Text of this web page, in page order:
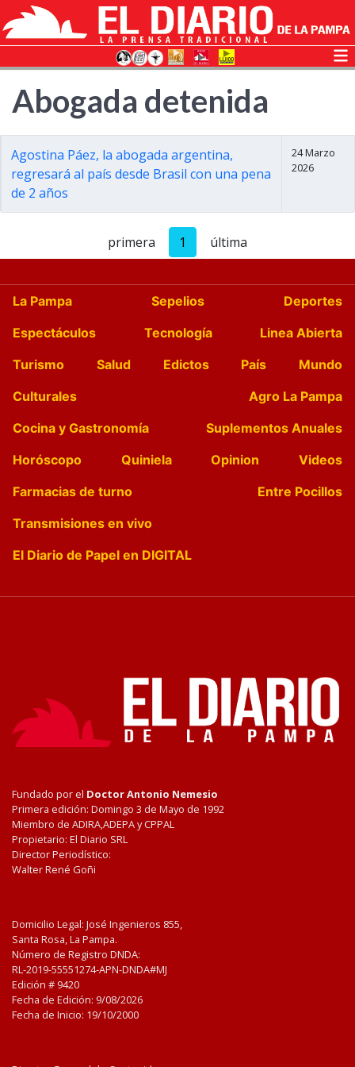
Abogada detenida
Agostina Páez, la abogada argentina,
regresará al país desde Brasil con una pena
de 2 años
24 Marzo
2026
primera 1 última
La Pampa Sepelios
Deportes
Espectáculos
Tecnología
Linea Abierta
Turismo
Salud Edictos País
Mundo
Culturales
Agro La Pampa
Cocina y Gastronomía
Suplementos Anuales
Horóscopo
Quiniela Opinion
Videos
Farmacias de turno
Entre Pocillos
Transmisiones en vivo
El Diario de Papel en DIGITAL
Fundado por el Doctor Antonio Nemesio
Primera edición: Domingo 3 de Mayo de 1992
Miembro de ADIRA,ADEPA y CPPAL
Propietario: El Diario SRL
Director Periodístico:
Walter René Goñi
Domicilio Legal: José Ingenieros 855,
Santa Rosa, La Pampa.
Número de Registro DNDA:
RL-2019-55551274-APN-DNDA#MJ
Edición # 9420
Fecha de Edición: 9/08/2026
Fecha de Inicio: 19/10/2000